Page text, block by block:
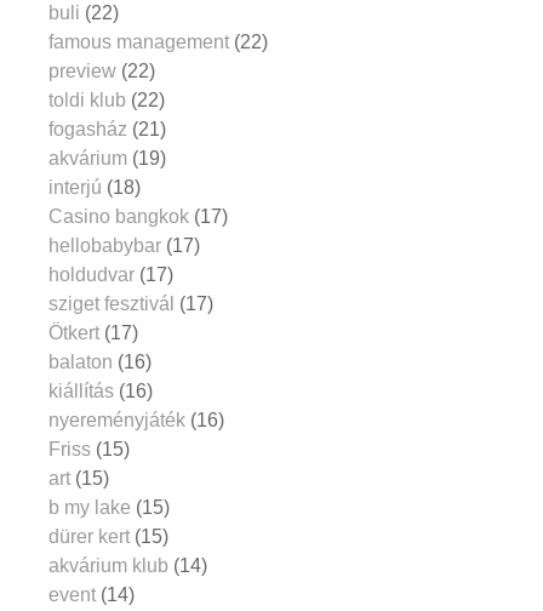
buli (22)
famous management (22)
preview (22)
toldi klub (22)
fogasház (21)
akvárium (19)
interjú (18)
Casino bangkok (17)
hellobabybar (17)
holdudvar (17)
sziget fesztivál (17)
Ötkert (17)
balaton (16)
kiállítás (16)
nyereményjáték (16)
Friss (15)
art (15)
b my lake (15)
dürer kert (15)
akvárium klub (14)
event (14)